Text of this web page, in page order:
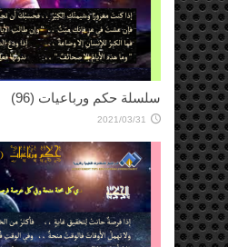
سلسلة حكم ورباعيات (94)
2021/03/14